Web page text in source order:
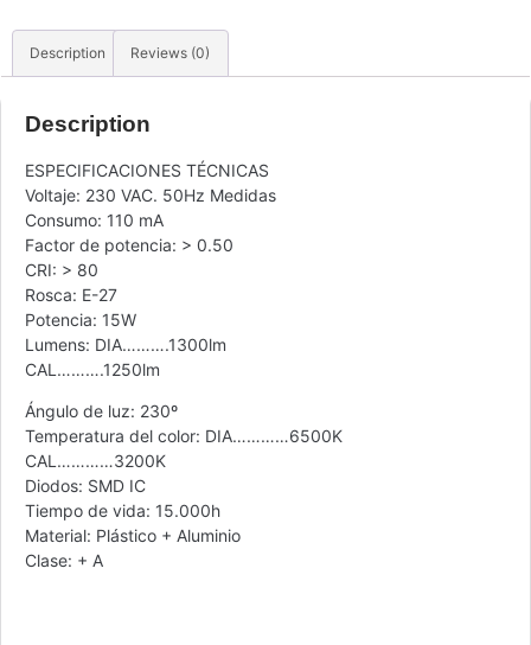
Description Reviews (0)
Description
ESPECIFICACIONES TÉCNICAS
Voltaje: 230 VAC. 50Hz Medidas
Consumo: 110 mA
Factor de potencia: > 0.50
CRI: > 80
Rosca: E-27
Potencia: 15W
Lumens: DIA……….1300lm
CAL……….1250lm
Ángulo de luz: 230º
Temperatura del color: DIA…………6500K
CAL…………3200K
Diodos: SMD IC
Tiempo de vida: 15.000h
Material: Plástico + Aluminio
Clase: + A